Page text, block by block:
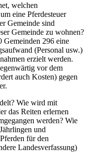
welchen
eine Pferdesteuer
Gemeinde sind
Gemeinde zu wohnen?
Gemeinden 296 eine
(Personal usw.)
erzielt werden.
vor dem
auch Kosten) gegen
Wie wird mit
das Reiten erlernen
werden? Wie
und
für den
Landesverfassung)